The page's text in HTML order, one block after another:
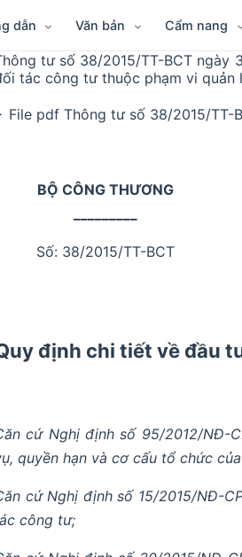
dẫn Văn bản Cẩm nang
tư số 38/2015/TT-BCT ngày
tác công tư thuộc phạm vi quản
File pdf Thông tư số 38/2015/TT-
BỘ CÔNG THƯƠNG
Số: 38/2015/TT-BCT
định chi tiết về đầu
cứ Nghị định số 95/2012/NĐ-
quyền hạn và cơ cấu tổ chức
cứ Nghị định số 15/2015/NĐ-
công tư;